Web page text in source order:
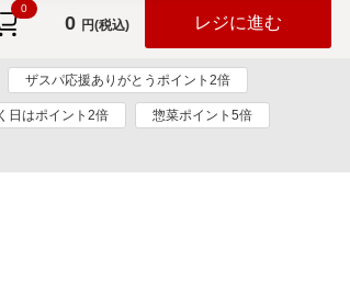
0
0 円(税込) レジに進む
ザスパ応援ありがとうポイント2倍
日はポイント2倍 惣菜ポイント5倍